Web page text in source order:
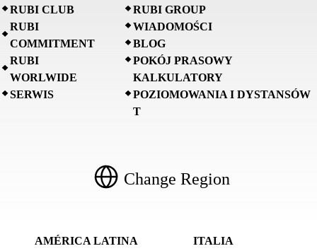
RUBI CLUB
RUBI
COMMITMENT
RUBI
WORLWIDE
SERWIS
RUBI GROUP
WIADOMOŚCI
BLOG
POKÓJ PRASOWY
KALKULATORY
POZIOMOWANIA I DYSTANSÓW
T
Change Region
AMÉRICA LATINA
ITALIA